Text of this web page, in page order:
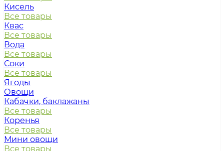
Кисель
Все товары
Квас
Все товары
Вода
Все товары
Соки
Все товары
Ягоды
Овощи
Кабачки, баклажаны
Все товары
Коренья
Все товары
Мини овощи
Все товары